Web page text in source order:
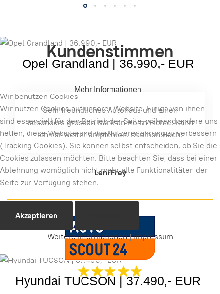
Opel Grandland | 36.990,- EUR
Mehr Informationen
Hyundai TUCSON | 37.490,- EUR
Kundenstimmen
Super, freundliches Personal und
Reibungsloser Ablauf. Gerne wieder, hat uns
echt den Hintern gerettet. Danke Herr F.
Steven Thamm
Wir benutzen Cookies
Wir nutzen Cookies auf unserer Website. Einige von ihnen
sind essenziell für den Betrieb der Seite, während andere uns
helfen, diese Website und die Nutzererfahrung zu verbessern
(Tracking Cookies). Sie können selbst entscheiden, ob Sie die
Cookies zulassen möchten. Bitte beachten Sie, dass bei einer
Ablehnung womöglich nicht mehr alle Funktionalitäten der
Seite zur Verfügung stehen.
Akzeptieren
Weitere Informationen|Impressum